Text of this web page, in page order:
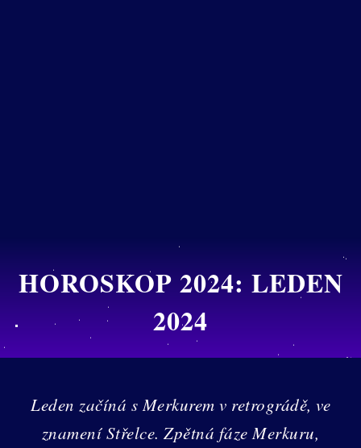
HOROSKOP 2024: LEDEN
2024
Leden začíná s Merkurem v retrográdě, ve
znamení Střelce. Zpětná fáze Merkuru,